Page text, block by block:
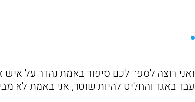
ואני רוצה לספר לכם סיפור באמת נהדר על
עבד באגד והחליט להיות שוטר, אני באמת לא